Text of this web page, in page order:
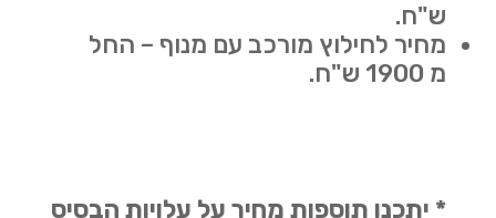
ש"ח.
מחיר לחילוץ מורכב עם מנוף – החל
מ 1900 ש"ח.
* יתכנו תוספות מחיר על עלויות הבסיס